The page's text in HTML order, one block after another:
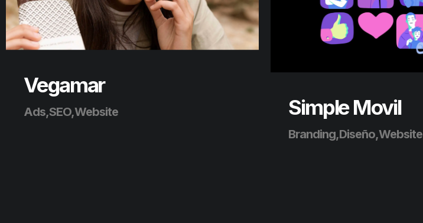
Vegamar
Ads,SEO,Website Simple Movil
Branding,Diseño,Website